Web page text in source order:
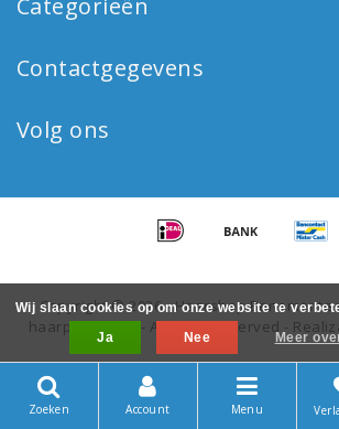
Categorieën
Contactgegevens
Volg ons
Copyright © 2026 - Haarshop
haarproducten - All rights reserved -
Zoeken Account Menu
Wij slaan cookies op om onze website te
Ja
Nee Meer